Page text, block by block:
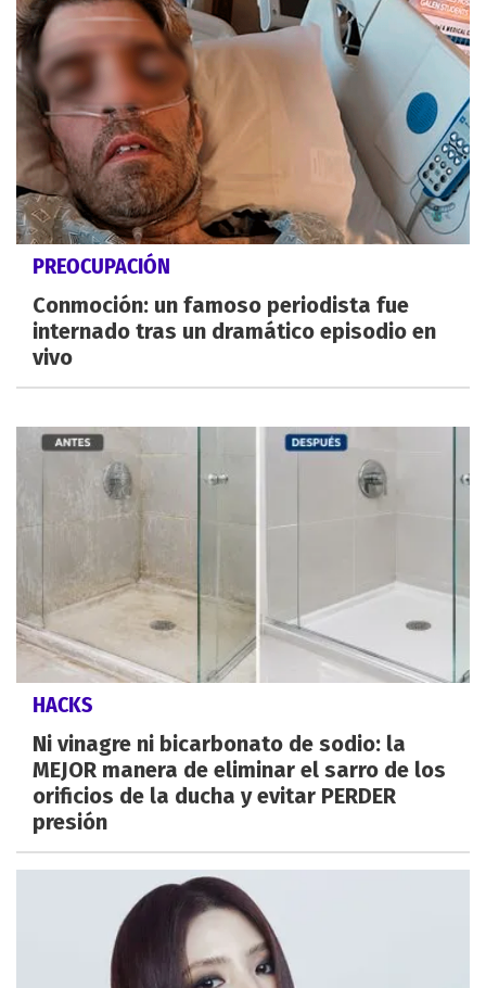
PREOCUPACIÓN
Conmoción: un famoso periodista fue
internado tras un dramático episodio en
vivo
HACKS
Ni vinagre ni bicarbonato de sodio: la
MEJOR manera de eliminar el sarro de los
orificios de la ducha y evitar PERDER
presión